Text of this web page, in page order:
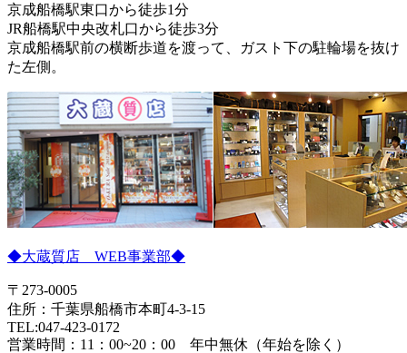
京成船橋駅東口から徒歩1分
JR船橋駅中央改札口から徒歩3分
京成船橋駅前の横断歩道を渡って、ガスト下の駐輪場を抜け
た左側。
◆大蔵質店 WEB事業部◆
〒273-0005
住所：千葉県船橋市本町4-3-15
TEL:047-423-0172
営業時間：11：00~20：00 年中無休（年始を除く）